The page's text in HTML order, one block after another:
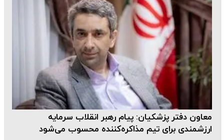
معاون دفتر پزشکیان: پیام رهبر انقلاب سرمایه
ارزشمندی برای تیم مذاکره‌کننده محسوب می‌شود